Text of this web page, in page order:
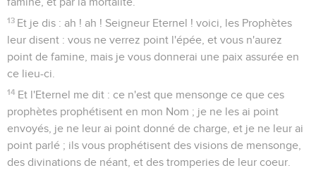
13 Et je dis : ah ! ah ! Seigneur Eternel ! voici, les Prophètes
leur disent : vous ne verrez point l'épée, et vous n'aurez
point de famine, mais je vous donnerai une paix assurée en
ce lieu-ci.
14 Et l'Eternel me dit : ce n'est que mensonge ce que ces
prophètes prophétisent en mon Nom ; je ne les ai point
envoyés, je ne leur ai point donné de charge, et je ne leur ai
point parlé ; ils vous prophétisent des visions de mensonge,
des divinations de néant, et des tromperies de leur coeur.